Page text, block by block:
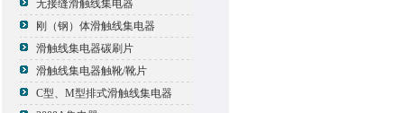
无接缝滑触线集电器
刚（钢）体滑触线集电器
滑触线集电器碳刷片
滑触线集电器触靴/靴片
C型、M型排式滑触线集电器